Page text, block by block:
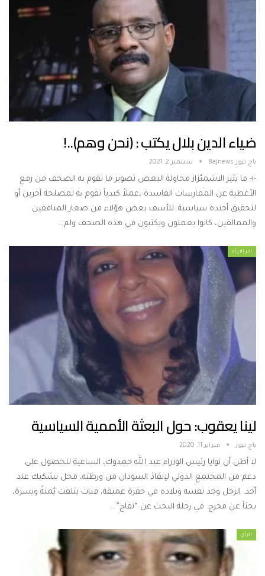
ضياء الدين بلال يكتب : (نحن وهم)..!
باج نيوز Bajnews سبتمبر 2, 2021
-١- ما يثير الاشمئزاز محاولة البعض تصوير ما تقوم به الصحف من رفع
اﻷغطية عن الممارسات الفاسدة ،عملاً كيدياً تقوم به لمصلحة آخرين أو
لتحقيق أجندة سياسية. للأسف بعض هؤلاء من صغار المنافقين
والممالقين، كانوا يعملون ويكتبون في هذه الصحف ولم…
اخر الارأء
لينا يعقوب: حول البعثة الأممية السياسية
باج نيوز فبراير 11, 2020
لا أظن أن نوايا رئيس الوزراء عبد الله حمدوك، الساعية للحصول على
دعم من المجتمع الدولي لإنقاذ السودان من ورطته، محل تشكيك عند
أحد. الرجل وجد نفسه وبلاده في حفرة عميقة، فبات يتلفت يُمنةً ويسرة،
بحثاً عن مخرج. في رحلة البحث عن “نفاج”…
الرأي